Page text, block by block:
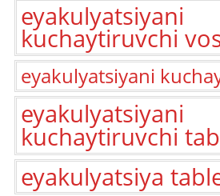
eyakulyatsiyani
kuchaytiruvchi
eyakulyatsiyani
eyakulyatsiyani
kuchaytiruvchi
eyakulyatsiya